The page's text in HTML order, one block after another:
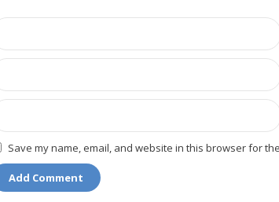
Save my name, email, and website in this browser for